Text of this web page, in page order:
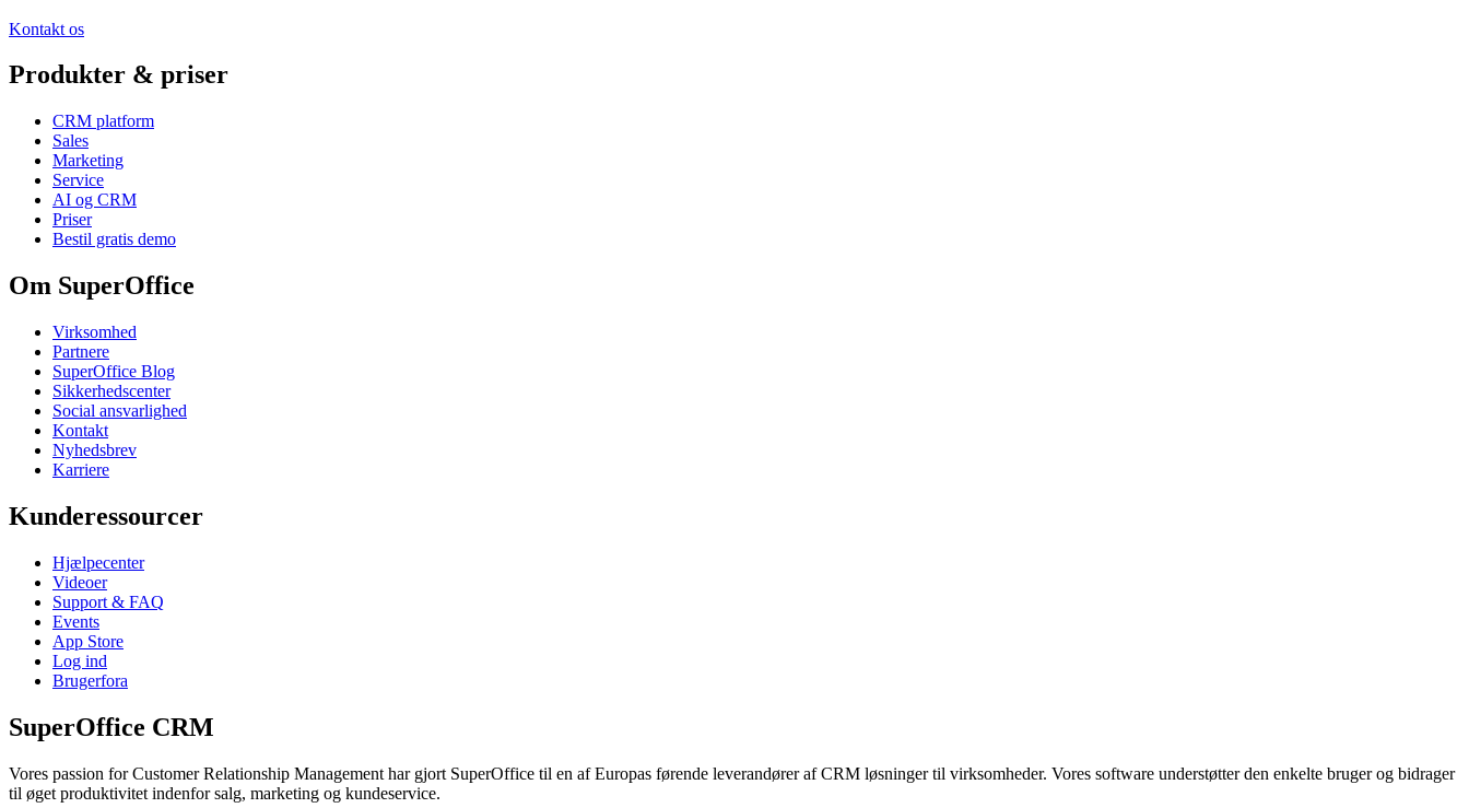
Kontakt os
Produkter & priser
CRM platform
Sales
Marketing
Service
AI og CRM
Priser
Bestil gratis demo
Om SuperOffice
Virksomhed
Partnere
SuperOffice Blog
Sikkerhedscenter
Social ansvarlighed
Kontakt
Nyhedsbrev
Karriere
Kunderessourcer
Hjælpecenter
Videoer
Support & FAQ
Events
App Store
Log ind
Brugerfora
SuperOffice CRM
Vores passion for Customer Relationship Management har gjort SuperOffice til en af Europas førende leverandører af CRM løsninger til virksomheder. Vores software understøtter den enkelte bruger og bidrager
til øget produktivitet indenfor salg, marketing og kundeservice.